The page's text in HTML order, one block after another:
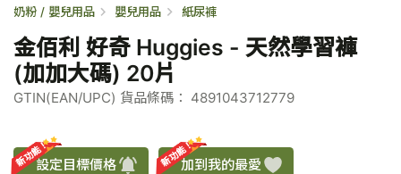
奶粉 / 嬰兒用品 嬰兒用品 紙尿褲
金佰利 好奇 Huggies - 天然學習褲
(加加大碼) 20片
GTIN(EAN/UPC) 貨品條碼： 4891043712779
設定目標價格
新功能！ 加到我的最愛
新功能！